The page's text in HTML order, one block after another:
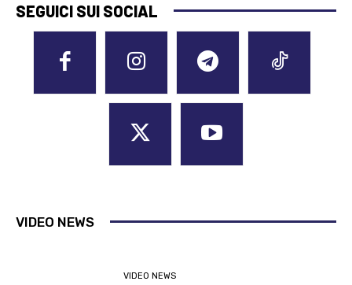
SEGUICI SUI SOCIAL
VIDEO NEWS
VIDEO NEWS